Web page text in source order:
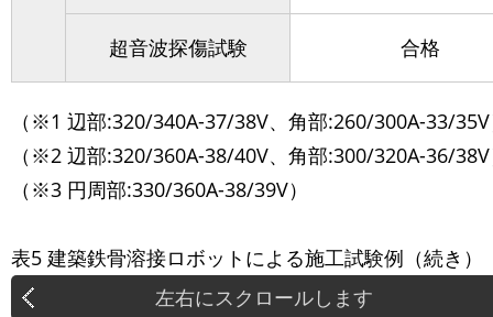
超音波探傷試験 合格
（※1 辺部:320/340A-37/38V、角部:260/300A-33/
（※2 辺部:320/360A-38/40V、角部:300/320A-36/
（※3 円周部:330/360A-38/39V）
表5 建築鉄骨溶接ロボットによる施工試験例（続き）